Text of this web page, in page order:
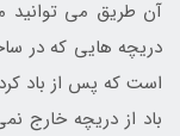
آن طریق می توانید
دریچه هایی که در
است که پس از باد
باد از دریچه خارج